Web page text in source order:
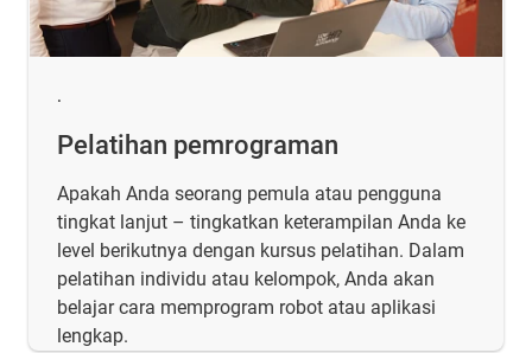
.
Pelatihan pemrograman
Apakah Anda seorang pemula atau pengguna
tingkat lanjut – tingkatkan keterampilan Anda ke
level berikutnya dengan kursus pelatihan. Dalam
pelatihan individu atau kelompok, Anda akan
belajar cara memprogram robot atau aplikasi
lengkap.